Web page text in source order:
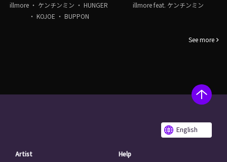
illmore ・ ケンチンミン ・ HUNGER
・ KOJOE ・ BUPPON
illmore feat. ケンチンミン
See more
English
Artist Help